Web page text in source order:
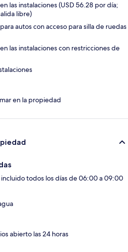
las instalaciones (USD 56.28 por día;
libre)
autos con acceso para silla de ruedas
las instalaciones con restricciones de
en la propiedad
todos los días de 06:00 a 09:00
abierto las 24 horas